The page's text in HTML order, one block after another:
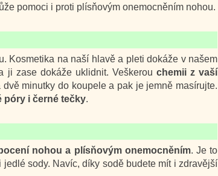
pomoci i proti plísňovým onemocněním nohou.
Kosmetika na naší hlavě a pleti dokáže v našem
ji zase dokáže uklidnit. Veškerou chemii z vaší
minutky do koupele a pak je jemně masírujte.
póry i černé tečky.
nohou a plísňovým onemocněním. Je to
sody. Navíc, díky sodě budete mít i zdravější